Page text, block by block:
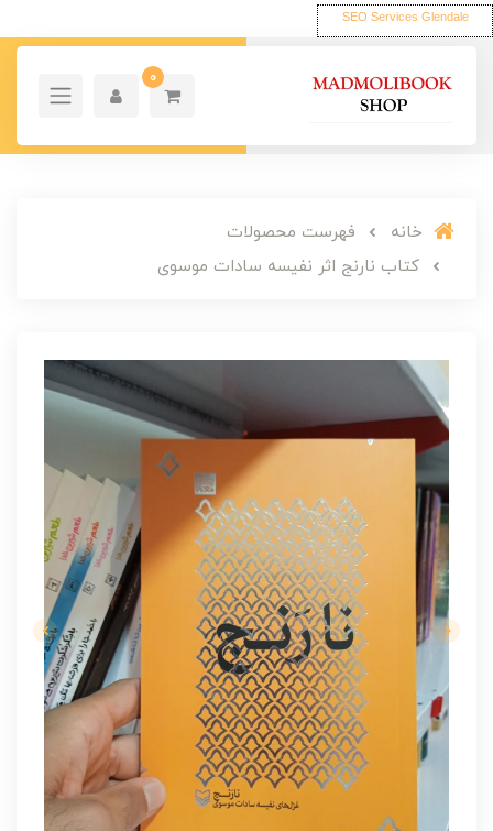
SEO Services Glendale
0
خانه
فهرست محصولات
کتاب نارنج اثر نفیسه سادات موسوی